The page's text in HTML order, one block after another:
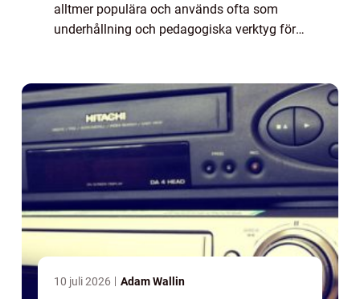
alltmer populära och används ofta som
underhållning och pedagogiska verktyg för
10 juli 2026 Adam Wallin